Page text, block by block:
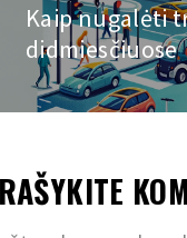
Next
post:
Kaip nugalėti
didmiesčiuose